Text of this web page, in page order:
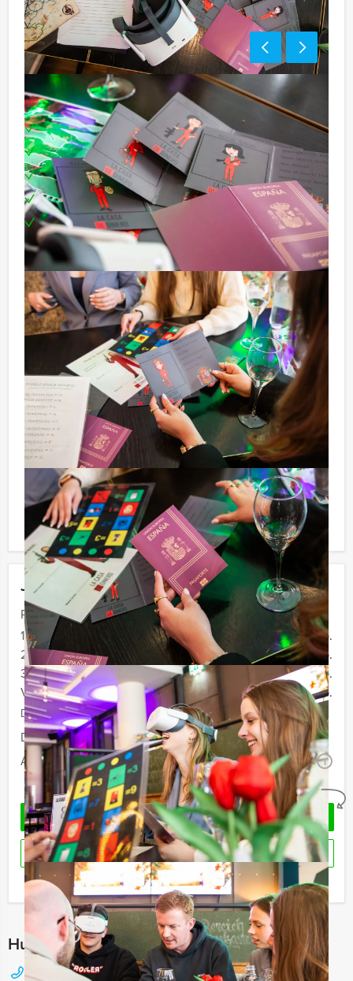
Jouw uitje
Prijs :
12 - 19 personen
€ 74,50 p.p.
20 - 29 personen
€ 72,50 p.p.
30 - 39 personen
€ 69,50 p.p.
Vanaf 40 personen
€ 66,50 p.p.
De prijzen zijn exclusief BTW
Duur:
3 uur en 30 minuten
Aantal:
Minimaal 12 personen i
Geheel vrijblijvend
OFFERTE AANVRAGEN
RESERVEREN
Ik heb een vraag over dit uitje
Hulp nodig bij het kiezen?
088 428 81 17
Inclusief:
Professionele begeleiding
Moderne VR-brillen
Uitgebreid 3-gangen diner
Leuke prijs voor het winnende team
Te boeken op uw gewenste dag en tijdstip!
Bezorgkosten (meerprijs):
Apeldoorn € 100,- excl. BTW
Tip:
Niet telkens uw knip hoeven trekken om uw drankje af
te rekenen? Voor € 13,50 per persoon per uur (excl.
BTW) kunt u gebruikmaken van het drankarrangement,
waarbij u onbeperkt kunt genieten van bier, fris,
huiswijn, koffie en thee. En… zo komt u ook achteraf
niet voor verrassingen te staan!
Komen jullie niet aan het minimale aantal deelnemers
voor dit groepsuitje? Als je bereid bent voor het
minimale aantal te betalen, kan je ook gewoon voor
minder personen boeken.